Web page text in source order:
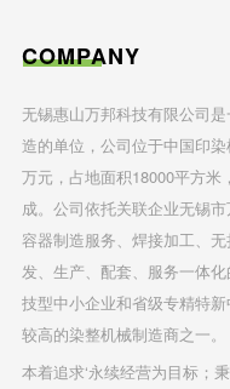
COMPANY
无锡惠山万邦科技有限公司
造的单位，公司位于中国印
万元，占地面积18000平方米
成。公司依托关联企业无锡
容器制造服务、焊接加工、
发、生产、配套、服务一体
技型中小企业和省级专精特
较高的染整机械制造商之一。
本着追求‘永续经营为目标；